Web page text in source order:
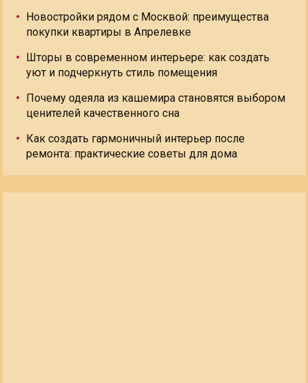
Новостройки рядом с Москвой: преимущества
покупки квартиры в Апрелевке
Шторы в современном интерьере: как создать
уют и подчеркнуть стиль помещения
Почему одеяла из кашемира становятся выбором
ценителей качественного сна
Как создать гармоничный интерьер после
ремонта: практические советы для дома